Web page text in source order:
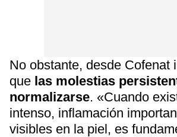
No obstante, desde Cofenat
que las molestias
normalizarse. «Cuando
intenso, inflamación
visibles en la piel, es